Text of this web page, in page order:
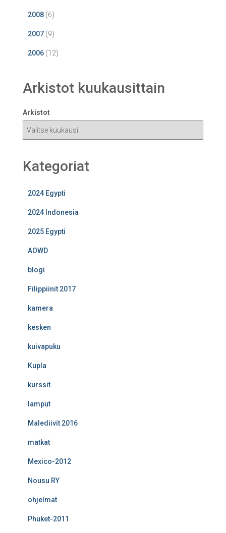
2008 (6)
2007 (9)
2006 (12)
Arkistot kuukausittain
Arkistot
Kategoriat
2024 Egypti
2024 Indonesia
2025 Egypti
AOWD
blogi
Filippiinit 2017
kamera
kesken
kuivapuku
Kupla
kurssit
lamput
Malediivit 2016
matkat
Mexico-2012
Nousu RY
ohjelmat
Phuket-2011